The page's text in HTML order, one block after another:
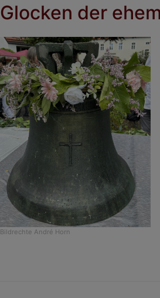
Glocken der
Bildrechte André Horn